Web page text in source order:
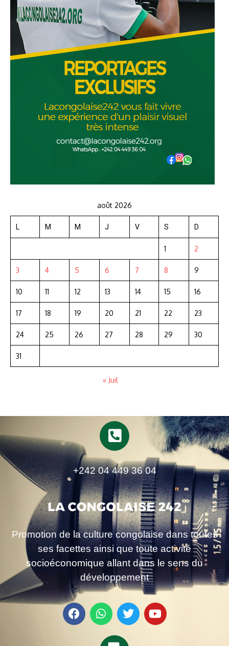
août 2026
L M M J V S D
1 2
3 4 5 6 7 8 9
10 11 12 13 14 15 16
17 18 19 20 21 22 23
24 25 26 27 28 29 30
31
« Juil
+242 04 449 36 04
Promotion de la culture congolaise dans toutes
ses facettes ainsi que toute activité
socioéconomique allant dans le sens du
développement